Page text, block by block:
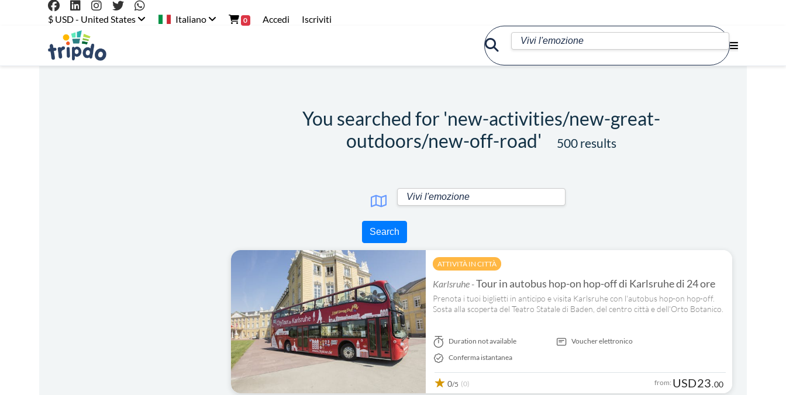
$ USD - United States Italiano 0 Accedi Iscriviti
You searched for 'new-activities/new-great-
outdoors/new-off-road'
500 results
Search
ATTIVITÀ IN CITTÀ
Karlsruhe -Tour in autobus hop-on hop-off di Karlsruhe di 24 ore
Prenota i tuoi biglietti in anticipo e visita Karlsruhe con l'autobus hop-on hop-off.
Sosta alla scoperta del Teatro Statale di Baden, del centro città e dell'Orto Botanico.
Duration not available
Conferma istantanea
Voucher elettronico
0/5 (0) from: USD23.00